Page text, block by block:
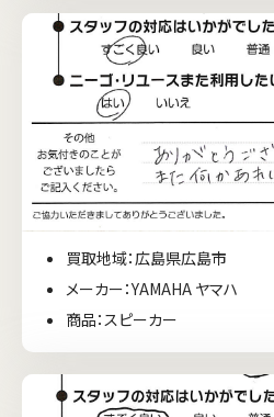
買取地域：広島県広島市
メーカー：YAMAHA ヤマハ
商品：スピーカー